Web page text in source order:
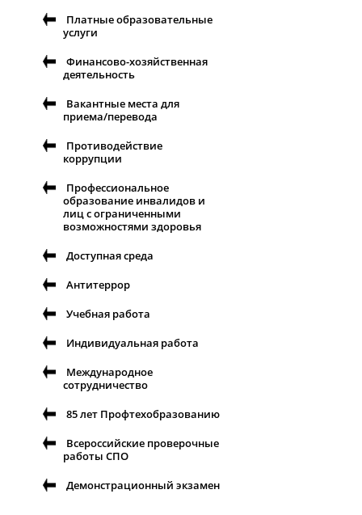
Платные образовательные
услуги
Финансово-хозяйственная
деятельность
Вакантные места для
приема/перевода
Противодействие
коррупции
Профессиональное
образование инвалидов и
лиц с ограниченными
возможностями здоровья
Доступная среда
Антитеррор
Учебная работа
Индивидуальная работа
Международное
сотрудничество
85 лет Профтехобразованию
Всероссийские проверочные
работы СПО
Демонстрационный экзамен